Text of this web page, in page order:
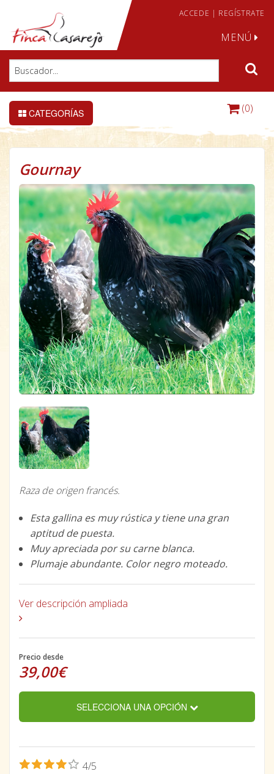
ACCEDE | REGÍSTRATE
MENÚ
CATEGORÍAS (0)
Gournay
Raza de origen francés.
Esta gallina es muy rústica y tiene una gran
aptitud de puesta.
Muy apreciada por su carne blanca.
Plumaje abundante. Color negro moteado.
Ver descripción ampliada
Precio desde
39,00€
SELECCIONA UNA OPCIÓN
4/5